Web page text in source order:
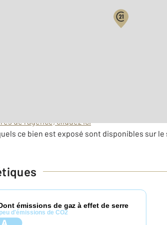
de l'agence, cliquez ici
ce bien est exposé sont disponibles sur le
émissions de gaz à effet de serre
peu d'émissions de CO2